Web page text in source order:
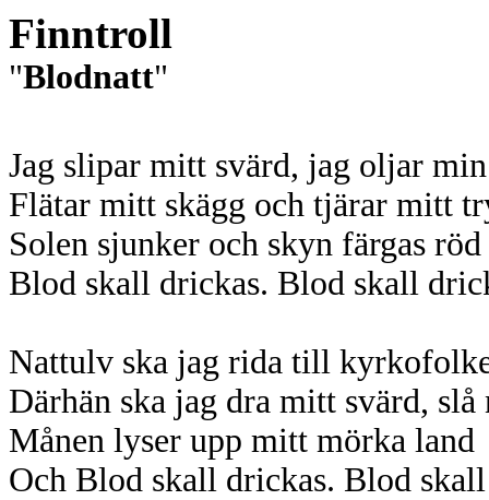
Finntroll
"Blodnatt"
Jag slipar mitt svärd, jag oljar
Flätar mitt skägg och tjärar mitt
Solen sjunker och skyn färgas röd
Blod skall drickas. Blod skall
Nattulv ska jag rida till
Därhän ska jag dra mitt svärd, slå
Månen lyser upp mitt mörka land
Och Blod skall drickas. Blod